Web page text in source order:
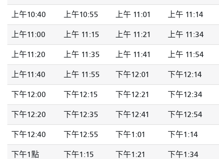
上午10:40 上午10:55 上午 11:01 上午 11:14
上午11:00 上午 11:15 上午 11:21 上午 11:34
上午11:20 上午 11:35 上午 11:41 上午 11:54
上午11:40 上午 11:55 下午12:01 下午12:14
下午12:00 下午12:15 下午12:21 下午12:34
下午12:20 下午12:35 下午12:41 下午12:54
下午12:40 下午12:55 下午1:01 下午1:14
下午1點 下午1:15 下午1:21 下午1:34